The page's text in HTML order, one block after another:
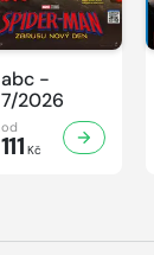
abc -
7/2026
od
111 Kč